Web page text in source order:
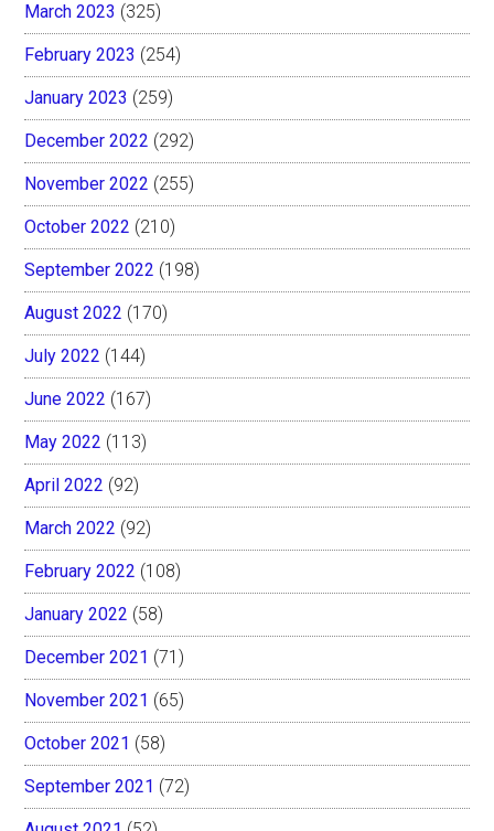
March 2023 (325)
February 2023 (254)
January 2023 (259)
December 2022 (292)
November 2022 (255)
October 2022 (210)
September 2022 (198)
August 2022 (170)
July 2022 (144)
June 2022 (167)
May 2022 (113)
April 2022 (92)
March 2022 (92)
February 2022 (108)
January 2022 (58)
December 2021 (71)
November 2021 (65)
October 2021 (58)
September 2021 (72)